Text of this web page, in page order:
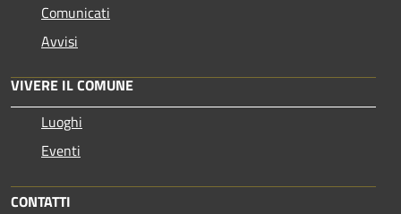
Comunicati
Avvisi
VIVERE IL COMUNE
Luoghi
Eventi
CONTATTI